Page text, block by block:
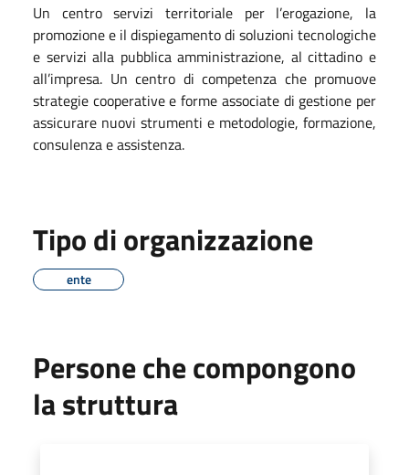
Un centro servizi territoriale per l’erogazione, la
promozione e il dispiegamento di soluzioni tecnologiche
e servizi alla pubblica amministrazione, al cittadino e
all’impresa. Un centro di competenza che promuove
strategie cooperative e forme associate di gestione per
assicurare nuovi strumenti e metodologie, formazione,
consulenza e assistenza.
Tipo di organizzazione
ente
Persone che compongono
la struttura